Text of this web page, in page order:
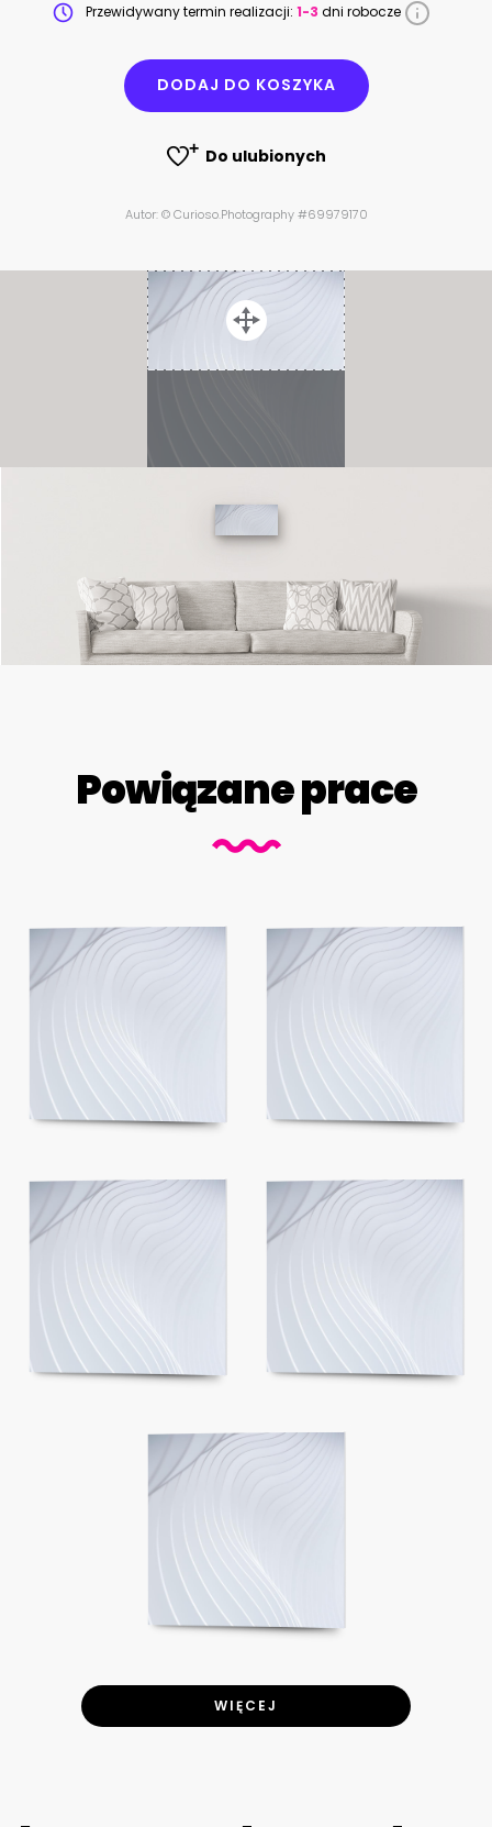
Przewidywany termin realizacji: 1-3 dni robocze
DODAJ DO KOSZYKA
Do ulubionych
Autor: © Curioso.Photography #69979170
Powiązane prace
WIĘCEJ